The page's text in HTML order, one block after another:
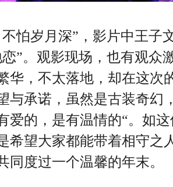
怕岁月深”，影片中王子
”。观影现场，也有观众
华，不太落地，却在这次
与承诺，虽然是古装奇幻
爱的，是有温情的“。如
希望大家都能带着相守之
同度过一个温馨的年末。